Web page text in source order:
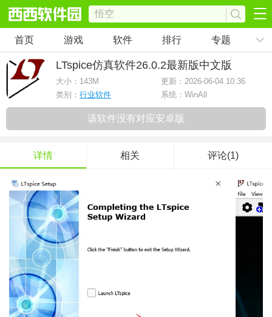
首页 游戏 软件 排行 专题
LTspice仿真软件26.0.2最新版中文版
大小： 143M
更新：2026-06-04 10:36
类别： 行业软件 系统：WinAll
该软件没有对应安卓版
详情 相关 评论(1)